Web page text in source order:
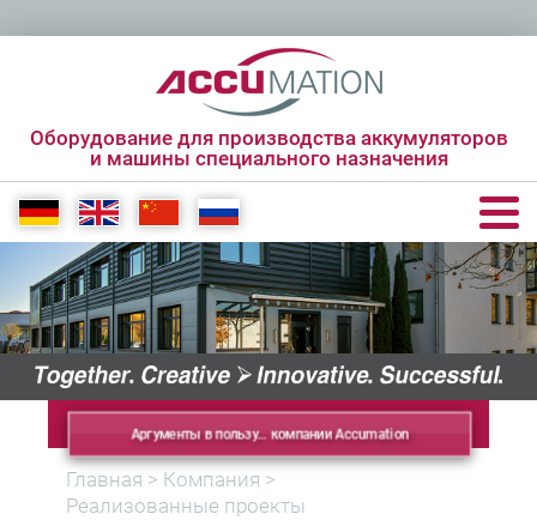
Оборудование для производства аккумуляторов
и машины специального назначения
+49 6431 285650 0
info[at]accumation.de
Аргументы в пользу… компании Accumation
Главная > Компания >
Реализованные проекты